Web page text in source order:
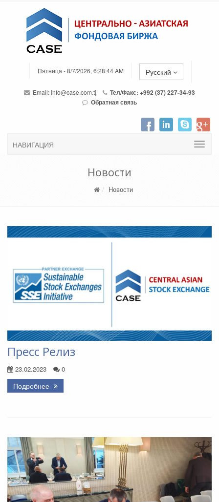
Пятница - 8/7/2026, 6:28:44 AM Русский
Email:info@case.com.tj
Тел/Факс: +992 (37) 227-34-93
Обратная связь
НАВИГАЦИЯ
Новости
Новости
Пресс Релиз
23.02.2023 0
Подробнее